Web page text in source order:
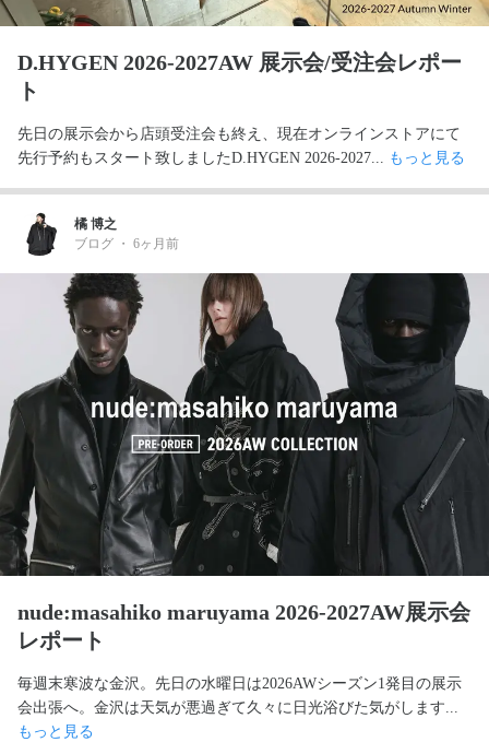
D.HYGEN 2026-2027AW 展示会/受注会レポー
ト
先日の展示会から店頭受注会も終え、現在オンラインストアにて
先行予約もスタート致しましたD.HYGEN 2026-2027... もっと見る
橘 博之
ブログ ・ 6ヶ月前
nude:masahiko maruyama 2026-2027AW展示会
レポート
毎週末寒波な金沢。先日の水曜日は2026AWシーズン1発目の展示
もっと見る